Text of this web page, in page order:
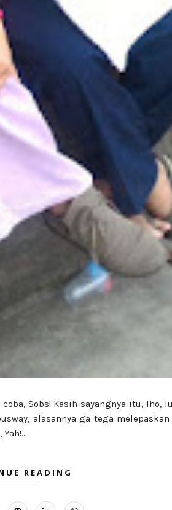
Sobs! Kasih sayangnya itu, lho,
alasannya ga tega melepaskan
READING